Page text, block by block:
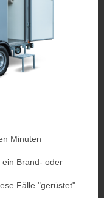
Minuten
Brand- oder
Fälle "gerüstet".